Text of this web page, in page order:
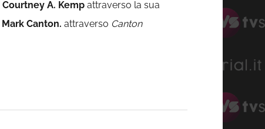
Courtney A. Kemp attraverso la sua
Mark Canton. attraverso Canton